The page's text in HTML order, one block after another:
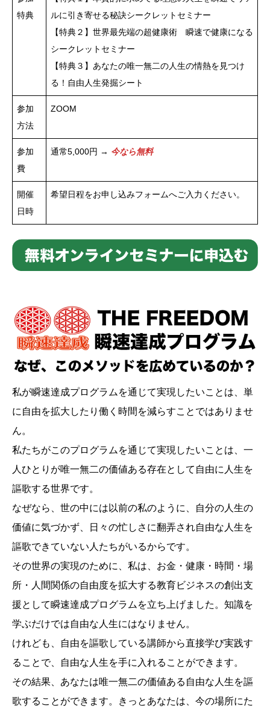
特典
ルに引き寄せる秘訣シークレットセミナー
【特典２】世界最先端の超健康術 瞬速で健康になる
シークレットセミナー
【特典３】あなたの唯一無二の人生の情熱を見つけ
る！自由人生発掘シート
参加
方法
ZOOM
参加
費
通常5,000円 → 今なら無料
開催
日時
希望日程をお申し込みフォームへご入力ください。
私が瞬速達成プログラムを通じて実現したいことは、単
に自由を拡大したり働く時間を減らすことではありませ
ん。
私たちがこのプログラムを通じて実現したいことは、一
人ひとりが唯一無二の価値ある存在として自由に人生を
謳歌する世界です。
なぜなら、世の中には以前の私のように、自分の人生の
価値に気づかず、日々の忙しさに翻弄され自由な人生を
謳歌できていない人たちがいるからです。
その世界の実現のために、私は、お金・健康・時間・場
所・人間関係の自由度を拡大する教育ビジネスの創出支
援として瞬速達成プログラムを立ち上げました。知識を
学ぶだけでは自由な人生にはなりません。
けれども、自由を謳歌している講師から直接学び実践す
ることで、自由な人生を手に入れることができます。
その結果、あなたは唯一無二の価値ある自由な人生を謳
歌することができます。きっとあなたは、今の場所にた